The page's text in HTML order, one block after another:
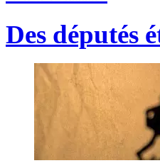
Des députés